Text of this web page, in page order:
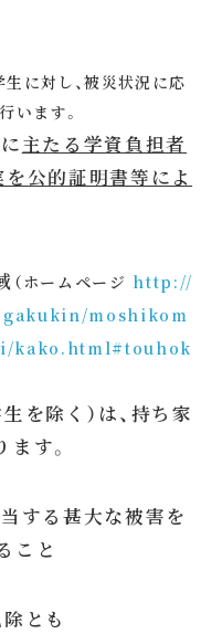
に対し、被災状況に応
います。
主たる学資負担者
公的証明書等によ
（ホームページ http://
moshikom
kako.html#touhok
を除く）は、持ち家
す。
する甚大な被害を
こと
とも